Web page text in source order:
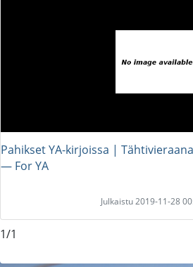
Pahikset YA-kirjoissa |
― For YA
Julkaistu 2019-11-28
1/1